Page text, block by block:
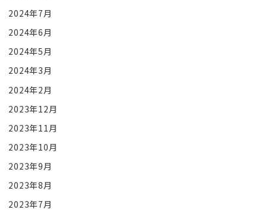
2024年7月
2024年6月
2024年5月
2024年3月
2024年2月
2023年12月
2023年11月
2023年10月
2023年9月
2023年8月
2023年7月